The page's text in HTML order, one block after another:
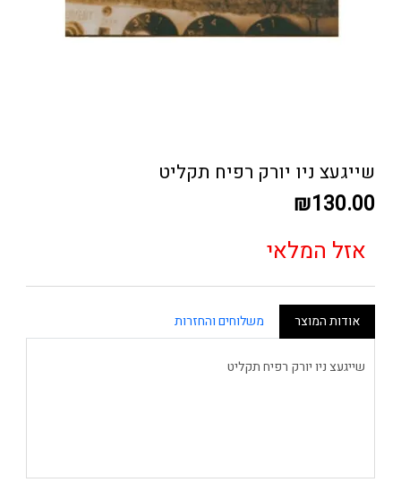
שייגעצ ניו יורק רפיח תקליט
₪130.00
אזל המלאי
אודות המוצר משלוחים והחזרות
שייגעצ ניו יורק רפיח תקליט